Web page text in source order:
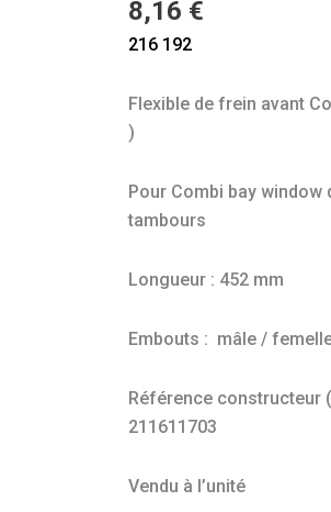
8,16 €
216 192
Flexible de frein avant
)
Pour Combi bay
tambours
Longueur : 452 mm
Embouts : mâle /
Référence constructeur
211611703
Vendu à l’unité
bay
window
-
70